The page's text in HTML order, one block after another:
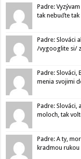
Padre:
tak nebuďte tak
Padre: Slováci
/vygooglite si/
Padre: Slováci,
menia svojimi
Padre: Slováci,
moloch, tak
Padre: A ty,
kradmou rukou